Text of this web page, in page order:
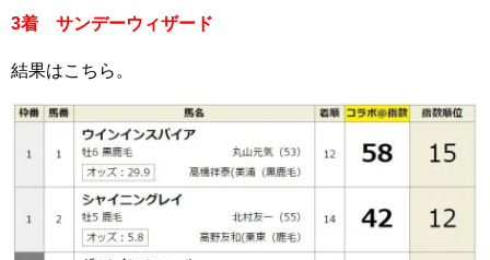
3着 サンデーウィザード
結果はこちら。